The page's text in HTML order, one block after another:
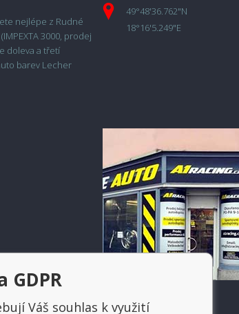
nejlépe z Rudné
3000, prodej
doleva a třetí
barev Lecher
49°48'36.762"N
18°16'5.249"E
GDPR
Váš souhlas k využití